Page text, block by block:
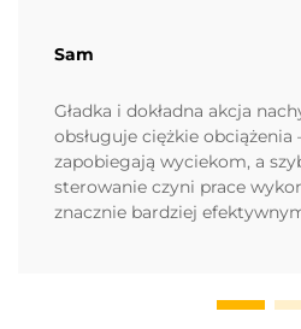
Sam
Gładka i dokładna akcja
obsługuje ciężkie obciążenia
zapobiegają wyciekom, a
sterowanie czyni prace
znacznie bardziej